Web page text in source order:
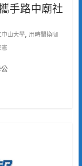
手路中廟社
中山大學, 用時間換咖